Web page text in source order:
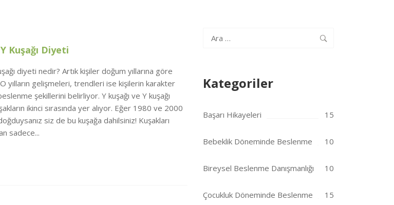
Kuşağı Diyeti
diyeti nedir? Artık kişiler doğum yıllarına göre
O yılların gelişmeleri, trendleri ise kişilerin karakter
şekillerini belirliyor. Y kuşağı ve Y kuşağı
ikinci sırasında yer alıyor. Eğer 1980 ve 2000
siz de bu kuşağa dahilsiniz! Kuşakları
sadece...
Arama:
Kategoriler
Başarı Hikayeleri 15
Bebeklik Döneminde Beslenme 10
Bireysel Beslenme Danışmanlığı 10
Çocukluk Döneminde Beslenme 15